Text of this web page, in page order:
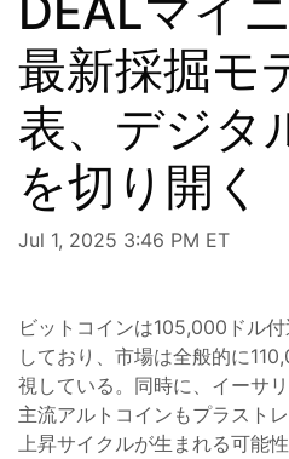
最新採掘モ
表、デジタ
を切り開く
Jul 1, 2025 3:46 PM ET
ビットコインは105,000ドル
しており、市場は全般的に
視している。同時に、イーサ
主流アルトコインもプラスト
上昇サイクルが生まれる可能